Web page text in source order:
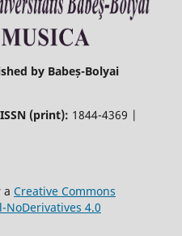
by Babeș-Bolyai
ISSN (print): 1844-4369 |
a Creative Commons
4.0